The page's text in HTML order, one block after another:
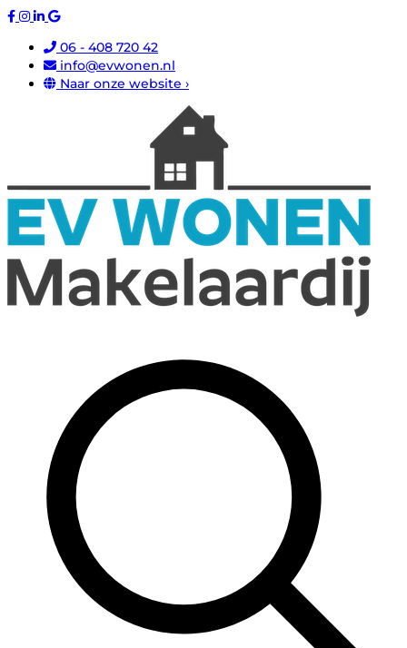
06 - 408 720 42
info@evwonen.nl
Naar onze website ›